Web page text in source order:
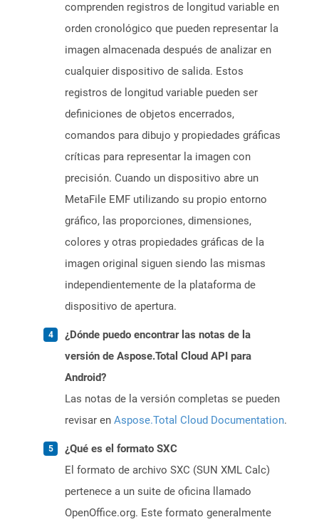
comprenden registros de longitud variable en
orden cronológico que pueden representar la
imagen almacenada después de analizar en
cualquier dispositivo de salida. Estos
registros de longitud variable pueden ser
definiciones de objetos encerrados,
comandos para dibujo y propiedades gráficas
críticas para representar la imagen con
precisión. Cuando un dispositivo abre un
MetaFile EMF utilizando su propio entorno
gráfico, las proporciones, dimensiones,
colores y otras propiedades gráficas de la
imagen original siguen siendo las mismas
independientemente de la plataforma de
dispositivo de apertura.
¿Dónde puedo encontrar las notas de la
versión de Aspose.Total Cloud API para
Android?
Las notas de la versión completas se pueden
revisar en Aspose.Total Cloud Documentation.
¿Qué es el formato SXC
El formato de archivo SXC (SUN XML Calc)
pertenece a un suite de oficina llamado
OpenOffice.org. Este formato generalmente